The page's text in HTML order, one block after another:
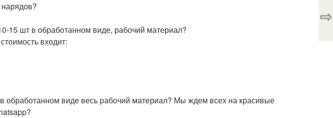
15 шт в обработанном виде, рабочий материал?
входит:
обработанном виде весь рабочий материал? Мы ждем всех на красивые
⇨